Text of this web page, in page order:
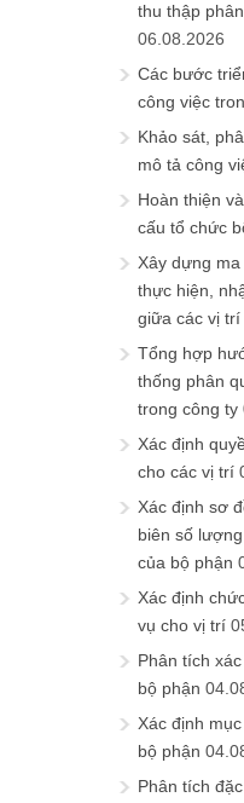
thu thập
06.08.2026
Các bước
công việc
Khảo sát,
mô tả công
Hoàn thiện
cấu tổ chức
Xây dựng
thực hiện,
giữa các vị trí
Tổng hợp
thống phân
trong công ty
Xác định
cho các vị trí
Xác định sơ
biên số
của bộ phận
Xác định
vụ cho vị trí
Phân tích
bộ phận
Xác định
bộ phận
Phân tích